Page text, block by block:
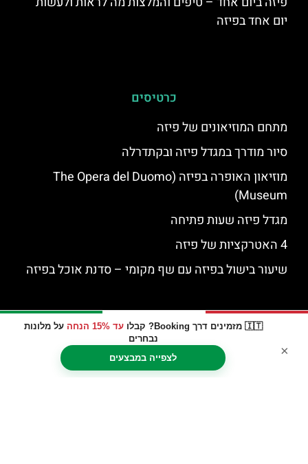
🇮🇹 מזמינים דרך Booking? קבלו עד 15% הנחה
על מלונות
נבחרים
לצפייה במבצעים
×
יום אחד בפיזה
כרטיסים
מתחם המוזיאונים של פיזה
סיור מודרך במגדל פיזה ובקתדרלה
מוזיאון האופרה בפיזה (The Opera del Duomo
Museum)
מגדל פיזה שעות פתיחה
4 האטרקציות של פיזה
שיעור בישול בפיזה עם שף מקומי – סדנת אוכל בפיזה